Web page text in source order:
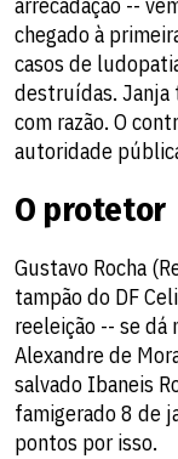
arrecadação --
chegado à
casos de
destruídas. Janja
com razão. O
autoridade
O protetor
Gustavo Rocha
tampão do DF
reeleição -- se
Alexandre de
salvado Ibaneis
famigerado 8 de
pontos por isso.